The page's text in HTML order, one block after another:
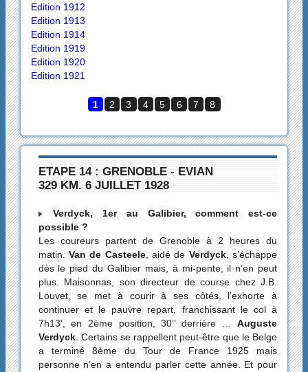
Edition 1912
Edition 1913
Edition 1914
Edition 1919
Edition 1920
Edition 1921
1 2 3 4 5 6 7 8
ETAPE 14 : GRENOBLE - EVIAN
329 KM. 6 JUILLET 1928
Verdyck, 1er au Galibier, comment est-ce
possible ?
Les coureurs partent de Grenoble à 2 heures du
matin. Van de Casteele, aidé de Verdyck, s’échappe
dès le pied du Galibier mais, à mi-pente, il n’en peut
plus. Maisonnas, son directeur de course chez J.B.
Louvet, se met à courir à ses côtés, l’exhorte à
continuer et le pauvre repart, franchissant le col à
7h13’, en 2ème position, 30’’ derrière …Auguste
Verdyck. Certains se rappellent peut-être que le Belge
a terminé 8ème du Tour de France 1925 mais
personne n’en a entendu parler cette année. Et pour